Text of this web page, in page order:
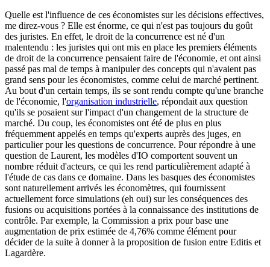
Quelle est l'influence de ces économistes sur les décisions effectives,
me direz-vous ? Elle est énorme, ce qui n'est pas toujours du goût
des juristes. En effet, le droit de la concurrence est né d'un
malentendu : les juristes qui ont mis en place les premiers éléments
de droit de la concurrence pensaient faire de l'économie, et ont ainsi
passé pas mal de temps à manipuler des concepts qui n'avaient pas
grand sens pour les économistes, comme celui de marché pertinent.
Au bout d'un certain temps, ils se sont rendu compte qu'une branche
de l'économie, l'organisation industrielle, répondait aux question
qu'ils se posaient sur l'impact d'un changement de la structure de
marché. Du coup, les économistes ont été de plus en plus
fréquemment appelés en temps qu'experts auprès des juges, en
particulier pour les questions de concurrence. Pour répondre à une
question de Laurent, les modèles d'IO comportent souvent un
nombre réduit d'acteurs, ce qui les rend particulièrement adapté à
l'étude de cas dans ce domaine. Dans les basques des économistes
sont naturellement arrivés les économètres, qui fournissent
actuellement force simulations (eh oui) sur les conséquences des
fusions ou acquisitions portées à la connaissance des institutions de
contrôle. Par exemple, la Commission a prix pour base une
augmentation de prix estimée de 4,76% comme élément pour
décider de la suite à donner à la proposition de fusion entre Editis et
Lagardère.